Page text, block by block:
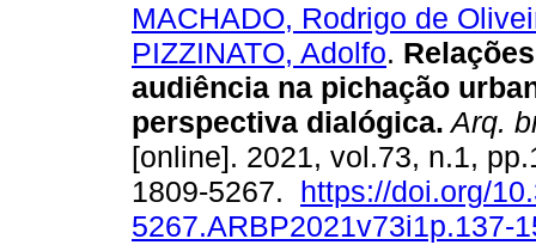
MACHADO, Rodrigo de
PIZZINATO, Adolfo.
audiência na pichação
perspectiva dialógica. Arq.
[online]. 2021, vol.73, n.1,
1809-5267. https://doi.org/
5267.ARBP2021v73i1p.137-